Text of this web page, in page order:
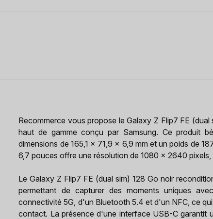
Recommerce vous propose le Galaxy Z Flip7 FE
haut de gamme conçu par Samsung. Ce produit
dimensions de 165,1 x 71,9 x 6,9 mm et un poids de
6,7 pouces offre une résolution de 1080 x 2640
Le Galaxy Z Flip7 FE (dual sim) 128 Go noir
permettant de capturer des moments uniques
connectivité 5G, d'un Bluetooth 5.4 et d'un NFC, ce
contact. La présence d'une interface USB-C garantit